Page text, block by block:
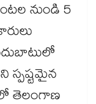
నుండి 5
స్పష్టమైన
తెలంగాణ